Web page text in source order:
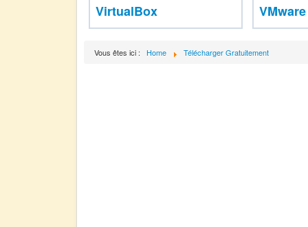
VirtualBox VMware
Vous êtes ici : Home Télécharger Gratuitement